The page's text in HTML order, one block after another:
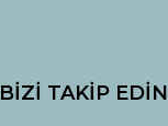
BİZİ TAKİP EDİN